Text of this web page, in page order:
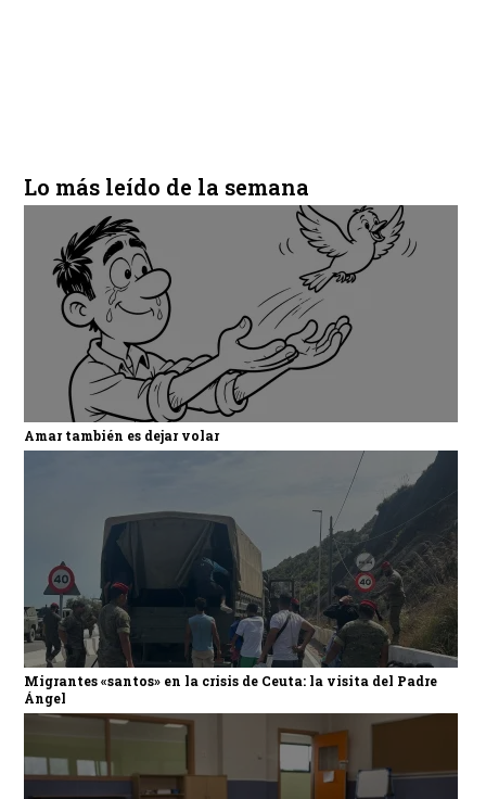
Lo más leído de la semana
Amar también es dejar volar
Migrantes «santos» en la crisis de Ceuta: la visita del Padre
Ángel